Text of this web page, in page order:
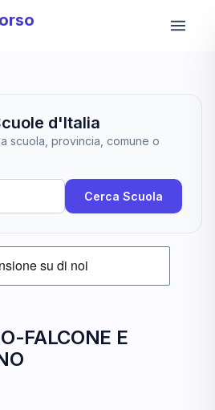
d'Italia
scuola, provincia, comune o
Cerca Scuola
FALCONE E